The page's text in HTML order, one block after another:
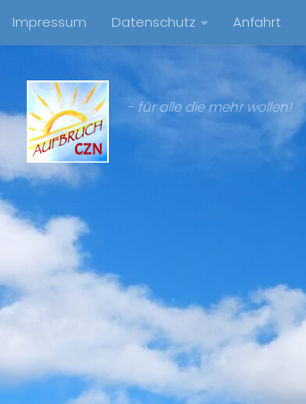
Zum Inhalt springen
Impressum Datenschutz Anfahrt
- für alle die mehr wollen!